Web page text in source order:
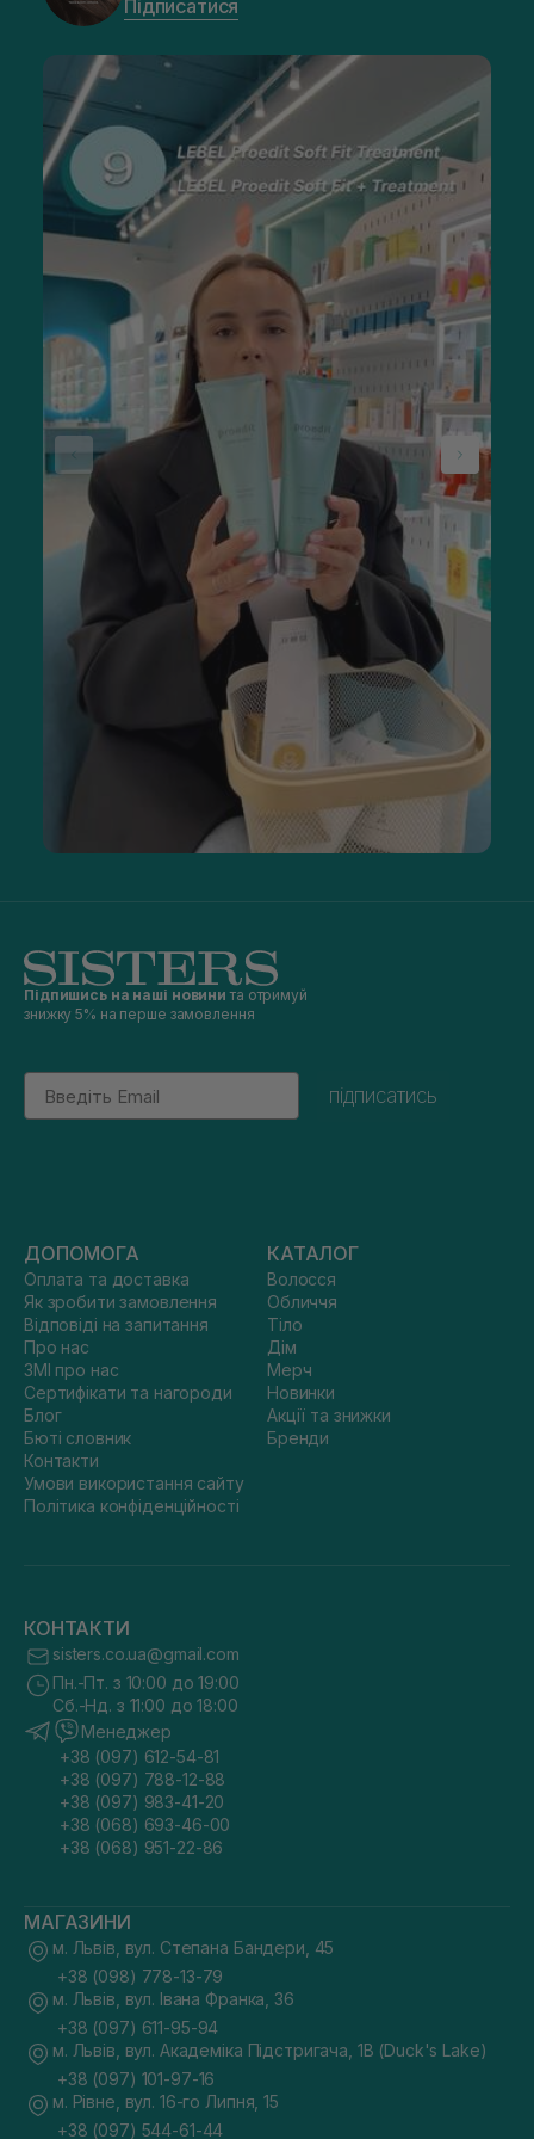
Підписатися
Підпишись на наші новини та отримуй
знижку 5% на перше замовлення
Email
підписатись
ДОПОМОГА
Оплата та доставка
Як зробити замовлення
Відповіді на запитання
Про нас
ЗМІ про нас
Сертифікати та нагороди
Блог
Бюті словник
Контакти
Умови використання сайту
Політика конфіденційності
КАТАЛОГ
Волосся
Обличчя
Тіло
Дім
Мерч
Новинки
Акції та знижки
Бренди
КОНТАКТИ
sisters.co.ua@gmail.com
Пн.-Пт. з 10:00 до 19:00
Сб.-Нд. з 11:00 до 18:00
Менеджер
+38 (097) 612-54-81
+38 (097) 788-12-88
+38 (097) 983-41-20
+38 (068) 693-46-00
+38 (068) 951-22-86
МАГАЗИНИ
м. Львів, вул. Степана Бандери, 45
+38 (098) 778-13-79
м. Львів, вул. Івана Франка, 36
+38 (097) 611-95-94
м. Львів, вул. Академіка Підстригача, 1В (Duck's Lake)
+38 (097) 101-97-16
м. Рівне, вул. 16-го Липня, 15
+38 (097) 544-61-44